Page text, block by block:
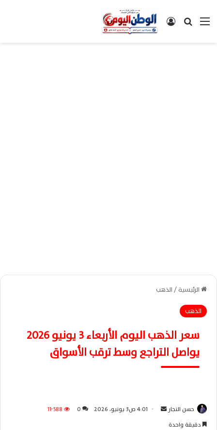
القائمةبحث عن تسجيل الدخول
الرئيسية/الذهب
الذهب
سعر الذهب اليوم الأربعاء 3 يونيو 2026
يواصل التراجع وسط ترقب الأسواق
حسن النجار 4:01 ص3 يونيو، 2026 0
11٬588
دقيقة واحدة